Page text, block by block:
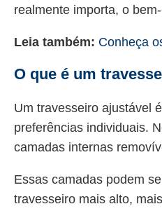
realmente importa, o
Leia também: Conheça
O que é um
Um travesseiro ajustável
preferências individuais.
camadas internas
Essas camadas podem
travesseiro mais alto,